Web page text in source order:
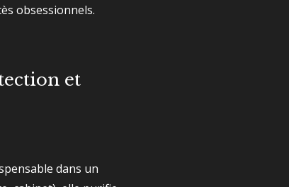
obsessionnels.
et
dans un